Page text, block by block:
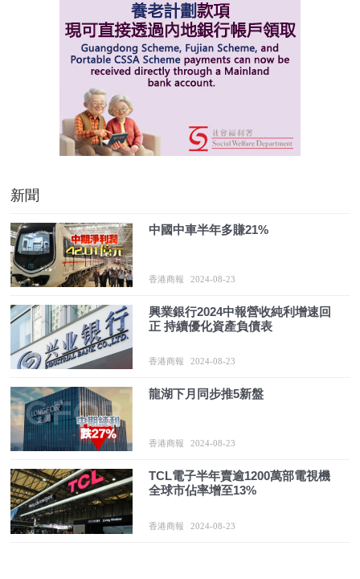
新聞
中國中車半年多賺21%
香港商報 2024-08-23
興業銀行2024中報營收純利增速回
正 持續優化資產負債表
香港商報 2024-08-23
龍湖下月同步推5新盤
香港商報 2024-08-23
TCL電子半年賣逾1200萬部電視機
全球市佔率增至13%
香港商報 2024-08-23